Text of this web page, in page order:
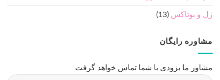
ژل و بوتاکس (13)
مشاوره رایگان
مشاور ما بزودی با شما تماس خواهد گرفت